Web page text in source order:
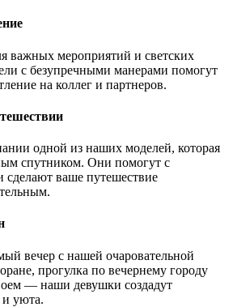
важных мероприятий и светских
с безупречными манерами помогут
на коллег и партнеров.
одной из наших моделей, которая
спутником. Они помогут с
сделают ваше путешествие
вечер с нашей очаровательной
прогулка по вечернему городу
— наши девушки создадут
и уюта.